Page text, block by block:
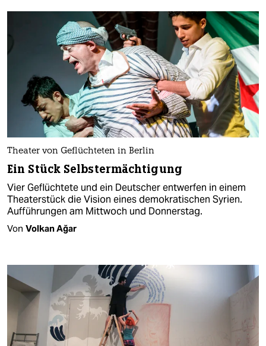
Theater von Geflüchteten in Berlin
Ein Stück Selbstermächtigung
Vier Geflüchtete und ein Deutscher entwerfen in einem
Theaterstück die Vision eines demokratischen Syrien.
Aufführungen am Mittwoch und Donnerstag.
Von Volkan Ağar